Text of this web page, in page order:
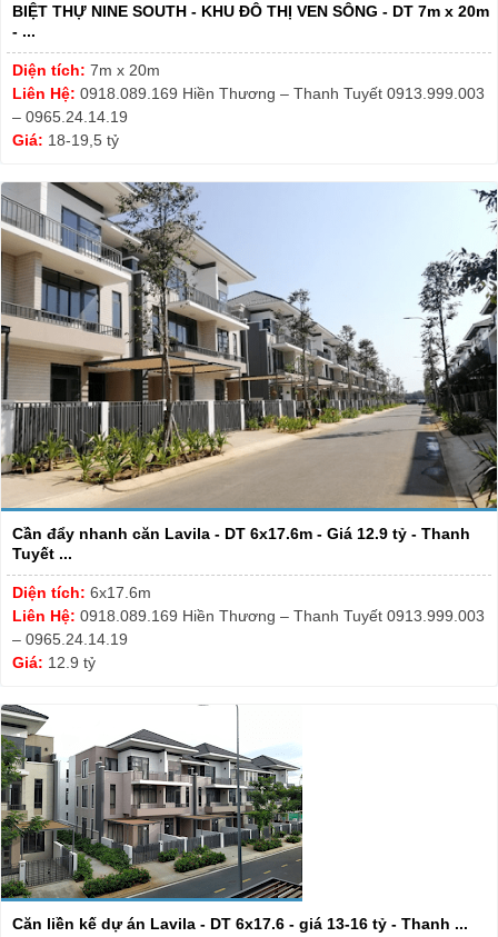
BIỆT THỰ NINE SOUTH - KHU ĐÔ THỊ VEN SÔNG - DT 7m x 20m
- ...
Diện tích: 7m x 20m
Liên Hệ: 0918.089.169 Hiền Thương – Thanh Tuyết 0913.999.003
– 0965.24.14.19
Giá: 18-19,5 tỷ
Cần đẩy nhanh căn Lavila - DT 6x17.6m - Giá 12.9 tỷ - Thanh
Tuyết ...
Diện tích: 6x17.6m
Liên Hệ: 0918.089.169 Hiền Thương – Thanh Tuyết 0913.999.003
– 0965.24.14.19
Giá: 12.9 tỷ
Căn liền kế dự án Lavila - DT 6x17.6 - giá 13-16 tỷ - Thanh ...